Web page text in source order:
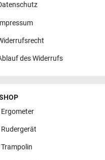
des Widerrufs
Ergometer
Rudergerät
Trampolin